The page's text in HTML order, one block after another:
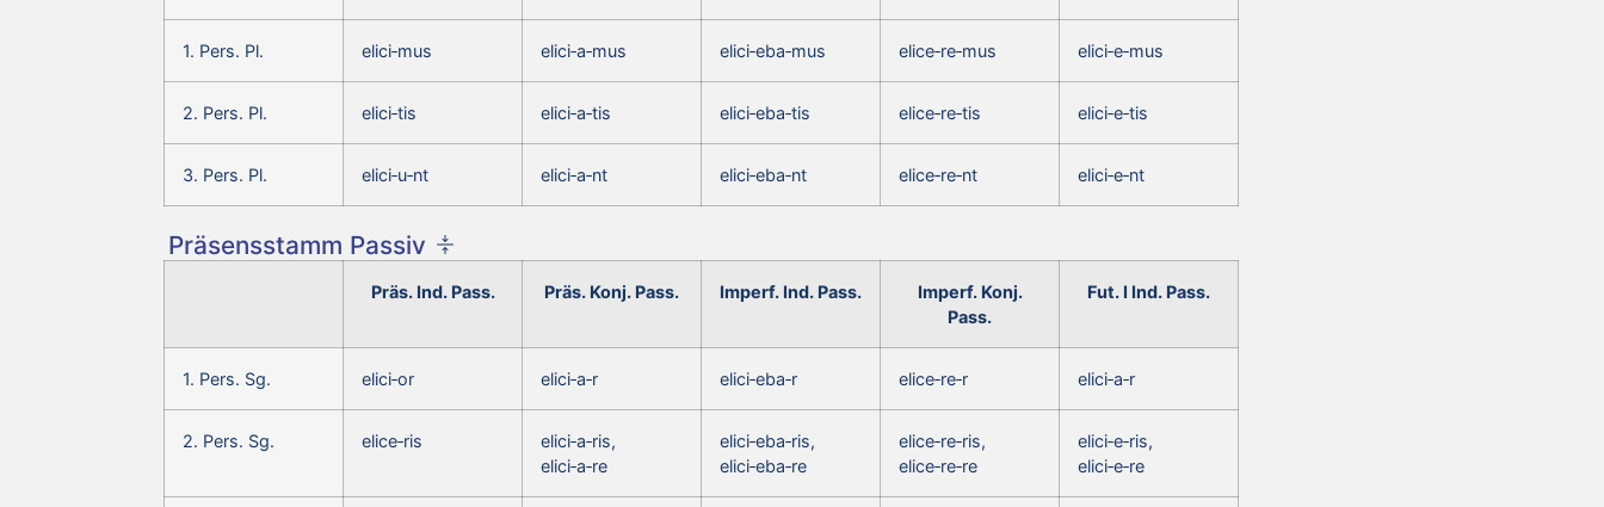
1. Pers. Pl. elici‑mus elici‑a‑mus elici‑eba‑mus elice‑re‑mus elici‑e‑mus
2. Pers. Pl. elici‑tis elici‑a‑tis elici‑eba‑tis elice‑re‑tis elici‑e‑tis
3. Pers. Pl. elici‑u‑nt elici‑a‑nt elici‑eba‑nt elice‑re‑nt elici‑e‑nt
Präsensstamm Passiv
Präs. Ind. Pass. Präs. Konj. Pass. Imperf. Ind. Pass.
Imperf. Konj.
Pass.
Fut. I Ind. Pass.
1. Pers. Sg. elici‑or elici‑a‑r elici‑eba‑r elice‑re‑r elici‑a‑r
2. Pers. Sg. elice‑ris
elici‑a‑ris,
elici‑a‑re
elici‑eba‑ris,
elici‑eba‑re
elice‑re‑ris,
elice‑re‑re
elici‑e‑ris,
elici‑e‑re